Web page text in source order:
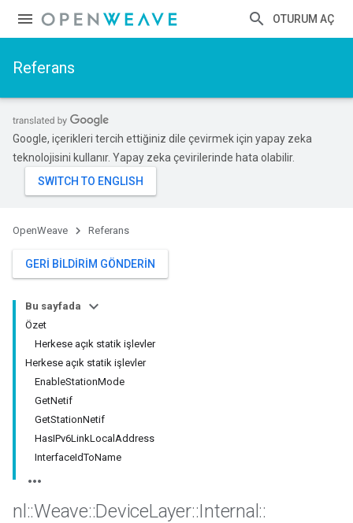
OTURUM AÇ
Referans
Google, içerikleri tercih ettiğiniz dile çevirmek için yapay zeka
teknolojisini kullanır. Yapay zeka çevirilerinde hata olabilir.
OpenWeave Referans
GERI BILDIRIM GÖNDERIN
Bu sayfada
Özet
Herkese açık statik işlevler
Herkese açık statik işlevler
EnableStationMode
GetNetif
GetStationNetif
HasIPv6LinkLocalAddress
InterfaceIdToName
nl ::Weave::DeviceLayer::Internal ::